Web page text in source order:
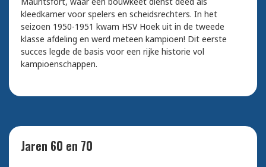
kleedkamer voor spelers en scheidsrechters. In het
seizoen 1950-1951 kwam HSV Hoek uit in de tweede
klasse afdeling en werd meteen kampioen! Dit eerste
succes legde de basis voor een rijke historie vol
kampioenschappen.
Jaren 60 en 70